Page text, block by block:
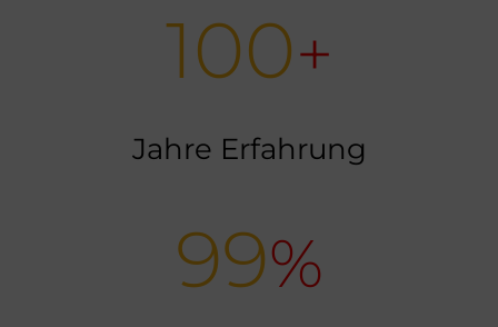
100+
Jahre Erfahrung
99%